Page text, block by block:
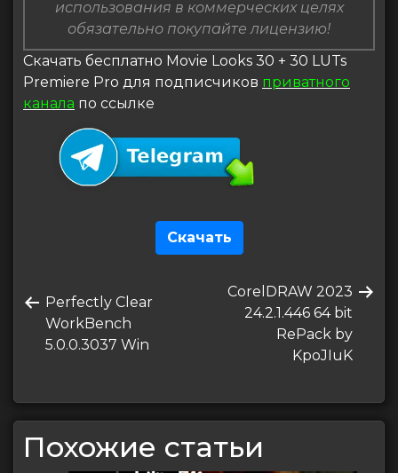
использования в коммерческих целях
обязательно покупайте лицензию!
Скачать бесплатно Movie Looks 30 + 30 LUTs
Premiere Pro для подписчиков приватного
канала по ссылке
Скачать
по
записям
Предыдущая
запись
Perfectly Clear
WorkBench
5.0.0.3037 Win
Следующая
запись
CorelDRAW 2023
24.2.1.446 64 bit
RePack by
KpoJIuK
Похожие статьи